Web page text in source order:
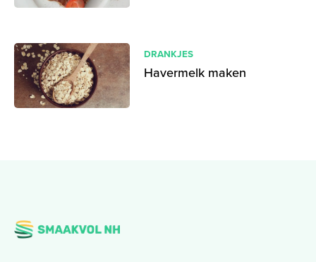
DRANKJES
Havermelk maken